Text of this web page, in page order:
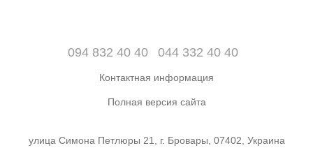
094 832 40 40 044 332 40 40
Контактная информация
Полная версия сайта
улица Симона Петлюры 21, г. Бровары, 07402, Украина